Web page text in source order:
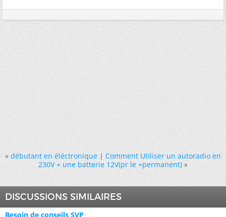
« débutant en éléctronique|Comment Utiliser un autoradio en
230V + une batterie 12V(pr le +permanent) »
DISCUSSIONS SIMILAIRES
Besoin de conseils SVP